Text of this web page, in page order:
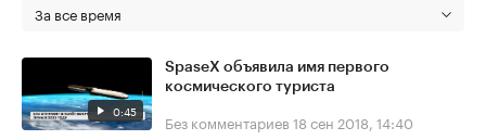
За все время
0:45
SpaseX объявила имя первого
космического туриста
Без комментариев 18 сен 2018, 14:40